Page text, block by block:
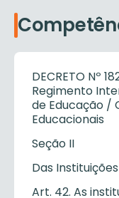
DECRETO Nº
Regimento
de Educação /
Educacionais
Seção II
Das
Art. 42. As